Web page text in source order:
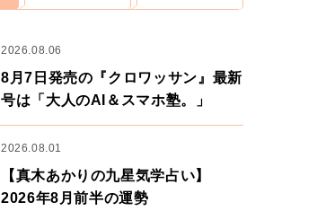
2026.08.06
8月7日発売の『クロワッサン』最新
号は「大人のAI＆スマホ塾。」
2026.08.01
【真木あかりの九星気学占い】
2026年8月前半の運勢